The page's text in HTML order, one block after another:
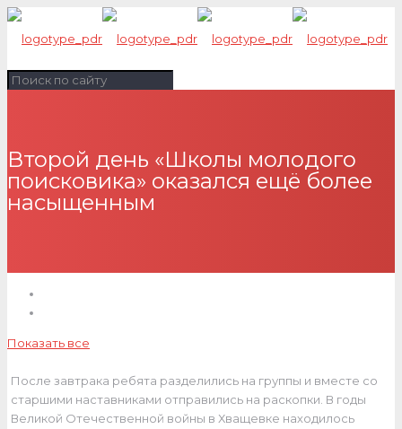
Второй день «Школы молодого
поисковика» оказался ещё более
насыщенным
Показать все
После завтрака ребята разделились на группы и вместе со
старшими наставниками отправились на раскопки. В годы
Великой Отечественной войны в Хващевке находилось